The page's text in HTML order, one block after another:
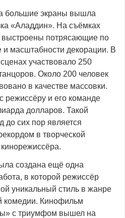
большие экраны вышла
«Аладдин». На съёмках
потрясающие по
и масштабности декорации. В
участвовало 250
Около 200 человек
в качестве массовки.
режиссёру и его команде
долларов. Такой
до сих пор является
в творческой
создана ещё одна
в которой режиссёр
уникальный стиль в жанре
комедии. Кинофильм
с триумфом вышел на